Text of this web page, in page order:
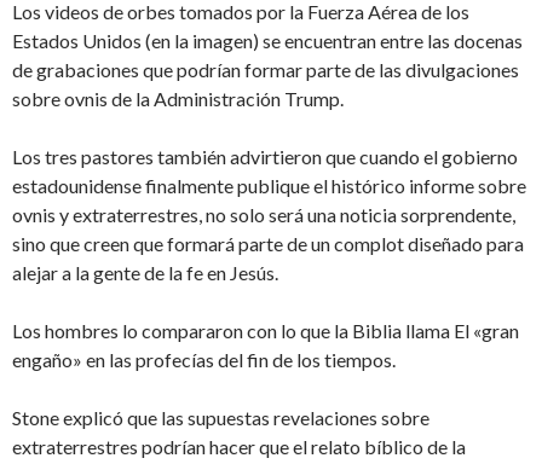
Los videos de orbes tomados por la Fuerza Aérea de los
Estados Unidos (en la imagen) se encuentran entre las docenas
de grabaciones que podrían formar parte de las divulgaciones
sobre ovnis de la Administración Trump.
Los tres pastores también advirtieron que cuando el gobierno
estadounidense finalmente publique el histórico informe sobre
ovnis y extraterrestres, no solo será una noticia sorprendente,
sino que creen que formará parte de un complot diseñado para
alejar a la gente de la fe en Jesús.
Los hombres lo compararon con lo que la Biblia llama El «gran
engaño» en las profecías del fin de los tiempos.
Stone explicó que las supuestas revelaciones sobre
extraterrestres podrían hacer que el relato bíblico de la